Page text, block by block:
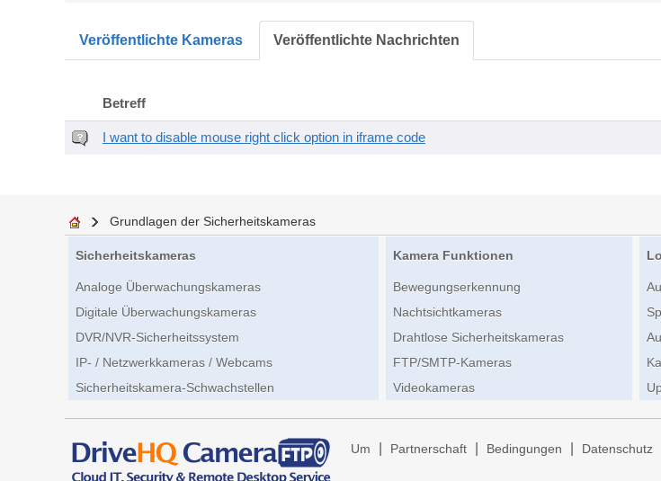
Veröffentlichte Kameras Veröffentlichte Nachrichten
Betreff
I want to disable mouse right click option in iframe code
Grundlagen der Sicherheitskameras
Sicherheitskameras
Analoge Überwachungskameras
Digitale Überwachungskameras
DVR/NVR-Sicherheitssystem
IP- / Netzwerkkameras / Webcams
Sicherheitskamera-Schwachstellen
Kamera Funktionen
Bewegungserkennung
Nachtsichtkameras
Drahtlose Sicherheitskameras
FTP/SMTP-Kameras
Videokameras
Um Partnerschaft Bedingungen Datenschutz